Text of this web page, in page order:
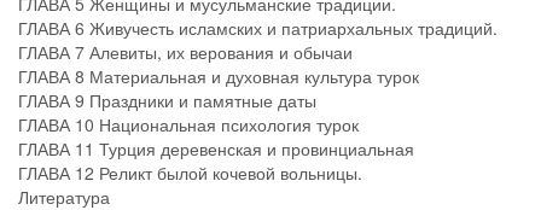
ГЛАВА 6 Живучесть исламских и патриархальных традиций.
ГЛАВА 7 Алевиты, их верования и обычаи
ГЛАВА 8 Материальная и духовная культура турок
ГЛАВА 9 Праздники и памятные даты
ГЛАВА 10 Национальная психология турок
ГЛАВА 11 Турция деревенская и провинциальная
ГЛАВА 12 Реликт былой кочевой вольницы.
Литература